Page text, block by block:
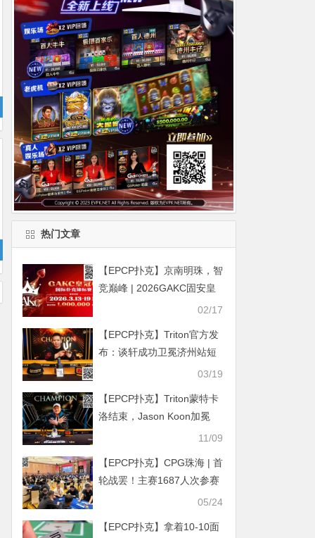
热门文章
【EPCP扑克】京南明珠，智
竞巅峰 | 2026GAKC固安皇
冠杯国际扑克锦标赛重磅启
02/17
【EPCP扑克】Triton官方发
布：谈轩成功卫冕济州站短
牌冠军，夺得第三座Triton奖
03/19
【EPCP扑克】Triton蒙特卡
洛结束，Jason Koon加冕
11/09
【EPCP扑克】CPG珠海 | 首
轮战罢！主赛1687人次参赛
526人晋级，邓远30万记分
05/24
【EPCP扑克】拿着10-10面